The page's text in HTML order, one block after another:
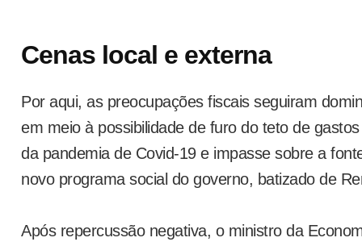
Cenas local e externa
Por aqui, as preocupações fiscais seguiram
em meio à possibilidade de furo do teto de
da pandemia de Covid-19 e impasse sobre a
novo programa social do governo, batizado de
Após repercussão negativa, o ministro da